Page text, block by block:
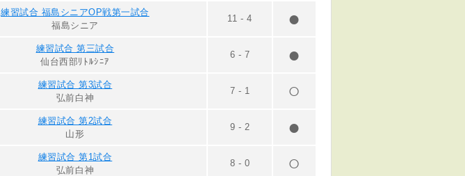
練習試合 福島シニアOP戦第一試合
福島シニア
11 -4
練習試合 第三試合
仙台西部ﾘﾄﾙｼﾆｱ
6 - 7
練習試合 第3試合
弘前白神
7 - 1
練習試合 第2試合
山形
9 - 2
練習試合 第1試合
弘前白神
8 - 0